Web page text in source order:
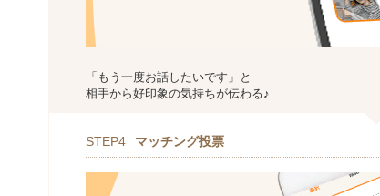
「もう一度お話したいです」と
相手から好印象の気持ちが伝わる♪
STEP4 マッチング投票